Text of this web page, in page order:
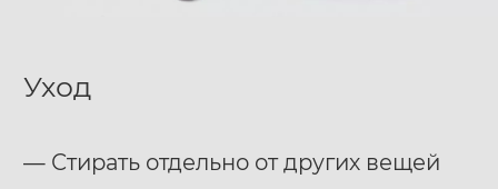
Уход
— Стирать отдельно от других вещей